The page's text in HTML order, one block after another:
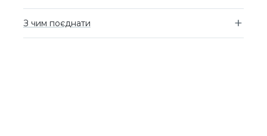
З чим поєднати